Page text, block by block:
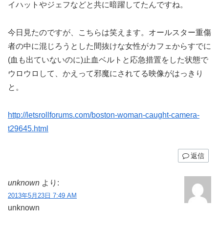
イハットやジェフなどと共に暗躍してたんですね。
今日見たのですが、こちらは笑えます。オールスター重傷
者の中に混じろうとした間抜けな女性がカフェからすでに
(血も出ていないのに)止血ベルトと応急措置をした状態で
ウロウロして、かえって邪魔にされてる映像がはっきり
と。
http://letsrollforums.com/boston-woman-caught-camera-
t29645.html
返信
unknown より:
2013年5月23日 7:49 AM
unknown